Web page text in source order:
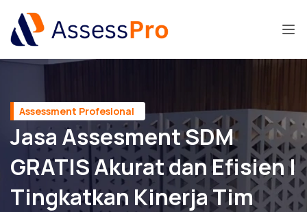
Assessment Profesional
Jasa Assesment SDM
GRATIS Akurat dan Efisien |
Tingkatkan Kinerja Tim